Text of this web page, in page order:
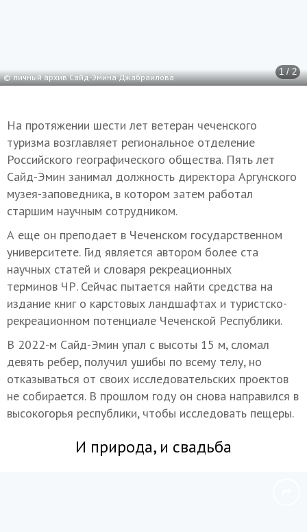
1 / 2
© личный архив Сайд-Эмина Джабраилова
На протяжении шести лет ветеран чеченского
туризма возглавляет региональное отделение
Российского географического общества. Пять лет
Сайд-Эмин занимал должность директора Аргунского
музея-заповедника, в котором затем работал
старшим научным сотрудником.
А еще он преподает в Чеченском государственном
университете. Гид является автором более ста
научных статей и словаря рекреационных
терминов ЧР. Сейчас пытается найти средства на
издание книг о карстовых ландшафтах и туристско-
рекреационном потенциале Чеченской Республики.
В 2022-м Сайд-Эмин упал с высоты 15 м, сломал
девять ребер, получил ушибы по всему телу, но
отказываться от своих исследовательских проектов
не собирается. В прошлом году он снова направился в
высокогорья республики, чтобы исследовать пещеры.
И природа, и свадьба